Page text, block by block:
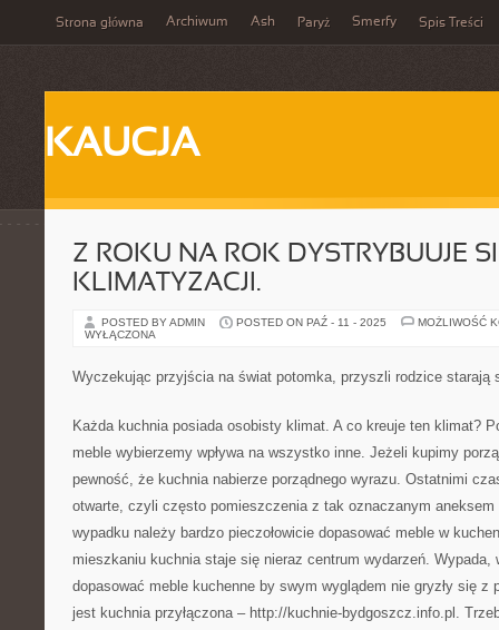
Strona główna Archiwum Ash Paryż Smerfy Spis Treści
KAUCJA
Z ROKU NA ROK DYSTRYBUUJE
KLIMATYZACJI.
POSTED BY ADMIN POSTED ON PAŹ - 11 - 2025
MOŻLIWOŚĆ
WYŁĄCZONA
Wyczekując przyjścia na świat potomka, przyszli rodzice starają
Każda kuchnia posiada osobisty klimat. A co kreuje ten klimat?
meble wybierzemy wpływa na wszystko inne. Jeżeli kupimy
pewność, że kuchnia nabierze porządnego wyrazu. Ostatnimi
otwarte, czyli często pomieszczenia z tak oznaczanym
wypadku należy bardzo pieczołowicie dopasować meble w
mieszkaniu kuchnia staje się nieraz centrum wydarzeń.
dopasować meble kuchenne by swym wyglądem nie gryzły się z
jest kuchnia przyłączona – http://kuchnie-bydgoszcz.info.pl.